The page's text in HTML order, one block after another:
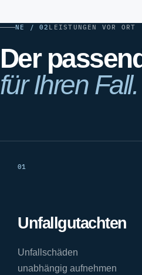
NE / 02 LEISTUNGEN VOR ORT
Der
für Ihren Fall.
01
Unfallgutachten
Unfallschäden
unabhängig aufnehmen